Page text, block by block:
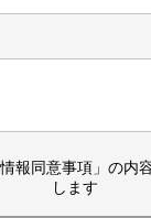
報同意事項」の内
します